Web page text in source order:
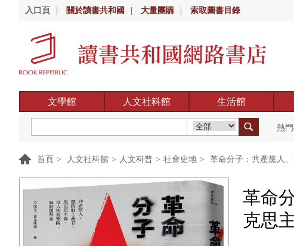
入口頁 關於讀書共和國 大量團購 索取圖書目錄
文學館 人文社科館 生活館
熱
首頁 > 人文社科館 > 人文科普 > 社會史地 > 革命分子：共產黨人
革命
克思